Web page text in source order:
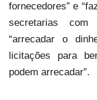
fornecedores” e
secretarias
“arrecadar o
licitações para
podem arrecadar”.